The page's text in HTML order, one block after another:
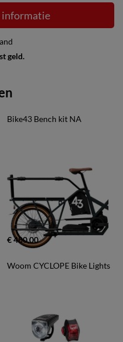
informatie
geld.
Bike43 Bench kit NA
€ 480,00
Woom CYCLOPE Bike Lights